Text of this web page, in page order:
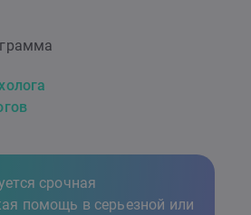
срочная
помощь в серьезной или